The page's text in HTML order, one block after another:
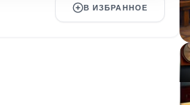
В ИЗБРАННОЕ